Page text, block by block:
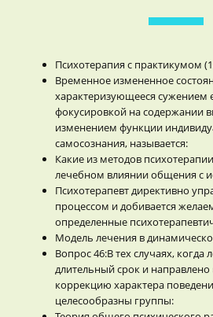
Психотерапия с практикумом
Временное измененное
характеризующееся сужением
фокусировкой на содержании
изменением функции
самосознания, называется:
Какие из методов
лечебном влиянии общения с
Психотерапевт директивно
процессом и добивается
определенные
Модель лечения в
Вопрос 46:В тех случаях, когда
длительный срок и
коррекцию характера
целесообразны группы: